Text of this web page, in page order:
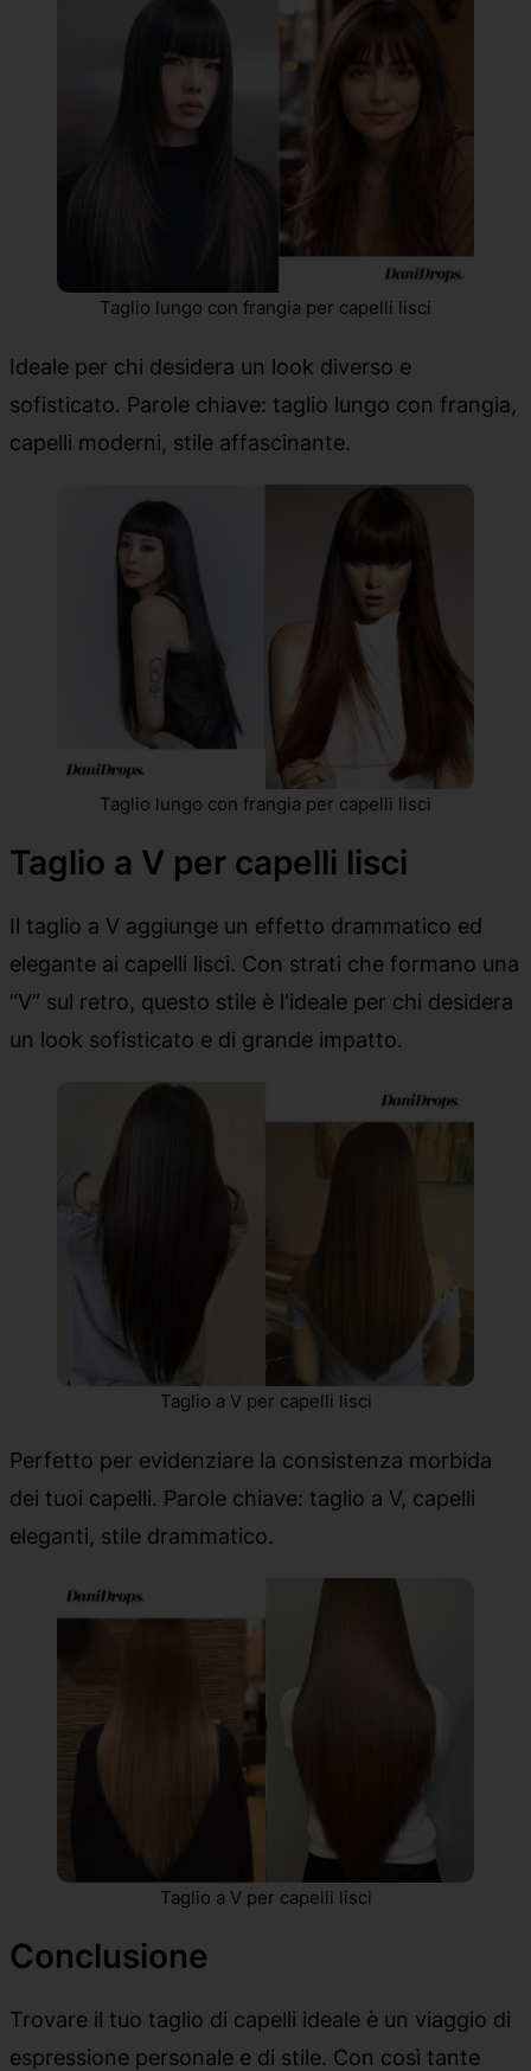
Taglio lungo con frangia per capelli lisci
Ideale per chi desidera un look diverso e
sofisticato. Parole chiave: taglio lungo con frangia,
capelli moderni, stile affascinante.
Taglio lungo con frangia per capelli lisci
Taglio a V per capelli lisci
Il taglio a V aggiunge un effetto drammatico ed
elegante ai capelli lisci. Con strati che formano una
“V” sul retro, questo stile è l'ideale per chi desidera
un look sofisticato e di grande impatto.
Taglio a V per capelli lisci
Perfetto per evidenziare la consistenza morbida
dei tuoi capelli. Parole chiave: taglio a V, capelli
eleganti, stile drammatico.
Taglio a V per capelli lisci
Conclusione
Trovare il tuo taglio di capelli ideale è un viaggio di
espressione personale e di stile. Con così tante